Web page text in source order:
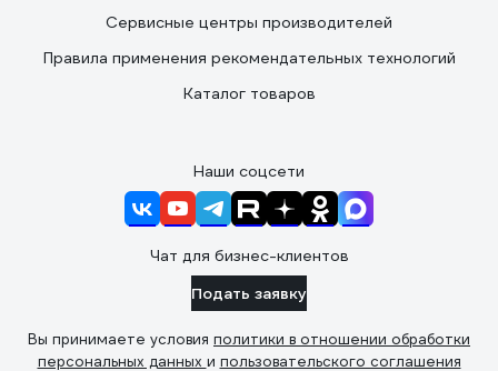
Сервисные центры производителей
Правила применения рекомендательных технологий
Каталог товаров
Наши соцсети
Чат для бизнес-клиентов
Подать заявку
Вы принимаете условия политики в отношении обработки
персональных данных и пользовательского соглашения